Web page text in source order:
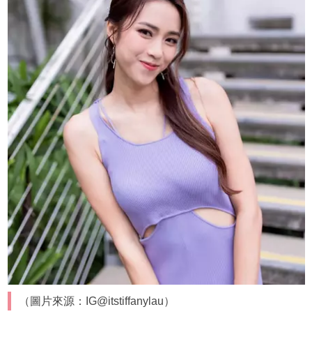
（圖片來源：IG@itstiffanylau）